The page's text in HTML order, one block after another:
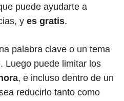
puede ayudarte a
y es gratis.
palabra clave o un tema
Luego puede limitar los
, e incluso dentro de un
reducirlo tanto como